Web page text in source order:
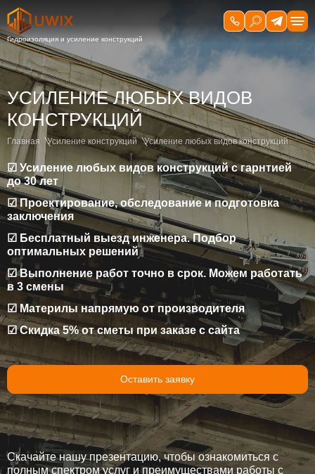
УСИЛЕНИЕ ЛЮБЫХ ВИДОВ
КОНСТРУКЦИЙ
Главная Усиление конструкций Усиление любых видов конструкций
☑ Усиление любых видов конструкций с гарнтией
до 30 лет
☑ Проектирование, обследование и подготовка
заключения
☑ Бесплатный выезд инженера. Подбор
оптимальных решений
☑ Выполнение работ точно в срок. Можем работать
в 3 смены
☑ Материлы напрямую от производителя
☑ Скидка 5% от сметы при заказе с сайта
Оставить заявку
Скачайте нашу презентацию, чтобы ознакомиться с
полным спектром услуг и преимуществами работы с